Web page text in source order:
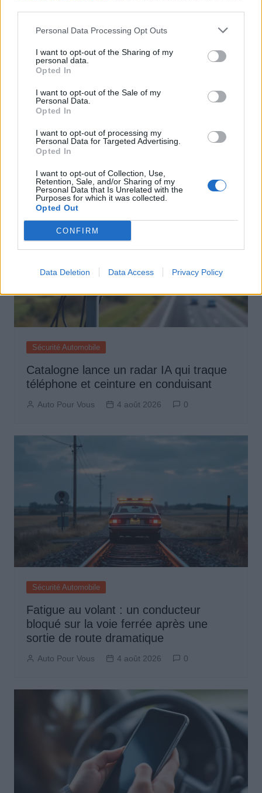
Personal Data Processing Opt Outs
I want to opt-out of the Sharing of my
personal data.
Opted In
I want to opt-out of the Sale of my
Personal Data.
Opted In
I want to opt-out of processing my
Personal Data for Targeted Advertising.
Opted In
I want to opt-out of Collection, Use,
Retention, Sale, and/or Sharing of my
Personal Data that Is Unrelated with the
Purposes for which it was collected.
Opted Out
CONFIRM
Data Deletion Data Access Privacy Policy
Sécurité Automobile
Vitesse folle à Marseille : Une Mercedes
flashée à 221 km/h
Sécurité Automobile
Catalogne lance un radar IA qui traque
téléphone et ceinture en conduisant
Auto Pour Vous 4 août 2026 0
Sécurité Automobile
Fatigue au volant : un conducteur
bloqué sur la voie ferrée après une
sortie de route dramatique
Auto Pour Vous 4 août 2026 0